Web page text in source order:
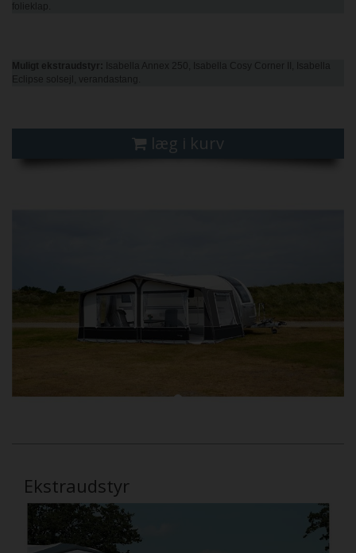
folieklap.
Muligt ekstraudstyr:
Isabella Annex 250, Isabella Cosy Corner II, Isabella
Eclipse solsejl, verandastang.
læg i kurv
Ekstraudstyr